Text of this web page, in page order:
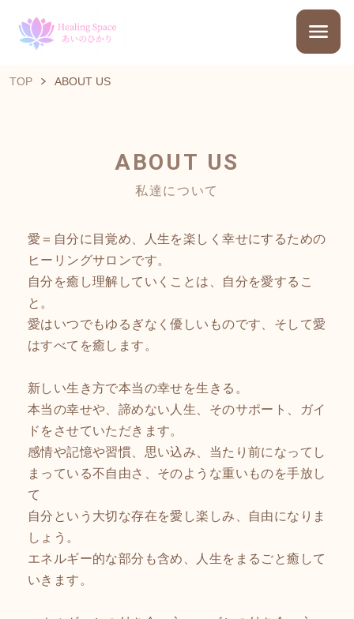
TOP ABOUT US
ABOUT US
私達について
愛＝自分に目覚め、人生を楽しく幸せにするための
ヒーリングサロンです。
自分を癒し理解していくことは、自分を愛するこ
と。
愛はいつでもゆるぎなく優しいものです、そして愛
はすべてを癒します。
新しい生き方で本当の幸せを生きる。
本当の幸せや、諦めない人生、そのサポート、ガイ
ドをさせていただきます。
感情や記憶や習慣、思い込み、当たり前になってし
まっている不自由さ、そのような重いものを手放し
て
自分という大切な存在を愛し楽しみ、自由になりま
しょう。
エネルギー的な部分も含め、人生をまるごと癒して
いきます。